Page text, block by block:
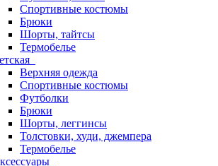
Спортивные костюмы
Брюки
Шорты, тайтсы
Термобелье
Верхняя одежда
Спортивные костюмы
Футболки
Брюки
Шорты, леггинсы
Толстовки, худи, джемпера
Термобелье